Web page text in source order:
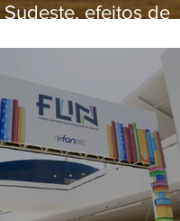
efeitos de
na população